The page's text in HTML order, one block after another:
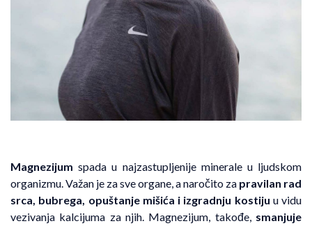
Magnezijumspada u najzastupljenije minerale u ljudskom
organizmu. Važan je za sve organe, a naročito za pravilan rad
srca, bubrega, opuštanje mišića i izgradnju kostiju u vidu
vezivanja kalcijuma za njih. Magnezijum, takođe, smanjuje